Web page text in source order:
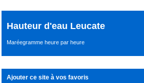
Hauteur d'eau Leucate
Maréegramme heure par heure
Ajouter ce site à vos favoris